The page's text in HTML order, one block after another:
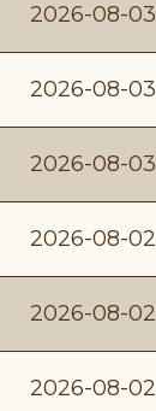
2026-08-03
2026-08-03
2026-08-03
2026-08-02
2026-08-02
2026-08-02